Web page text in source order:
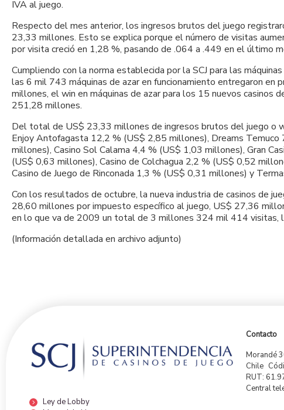
IVA al juego.
Respecto del mes anterior, los ingresos brutos del juego
23,33 millones. Esto se explica porque el número de visitas
por visita creció en 1,28 %, pasando de .064 a .449 en el último
Cumpliendo con la norma establecida por la SCJ para las
las 6 mil 743 máquinas de azar en funcionamiento entregaron
millones, el win en máquinas de azar para los 15 nuevos
251,28 millones.
Del total de US$ 23,33 millones de ingresos brutos del juego o
Enjoy Antofagasta 12,2 % (US$ 2,85 millones), Dreams
millones), Casino Sol Calama 4,4 % (US$ 1,03 millones), Gran
(US$ 0,63 millones), Casino de Colchagua 2,2 % (US$ 0,52
Casino de Juego de Rinconada 1,3 % (US$ 0,31 millones) y
Con los resultados de octubre, la nueva industria de casinos de
28,60 millones por impuesto específico al juego, US$ 27,36
en lo que va de 2009 un total de 3 millones 324 mil 414 visitas,
(Información detallada en archivo adjunto)
Ley de Lobby
Contacto
Morandé
Chile
RUT:
Central